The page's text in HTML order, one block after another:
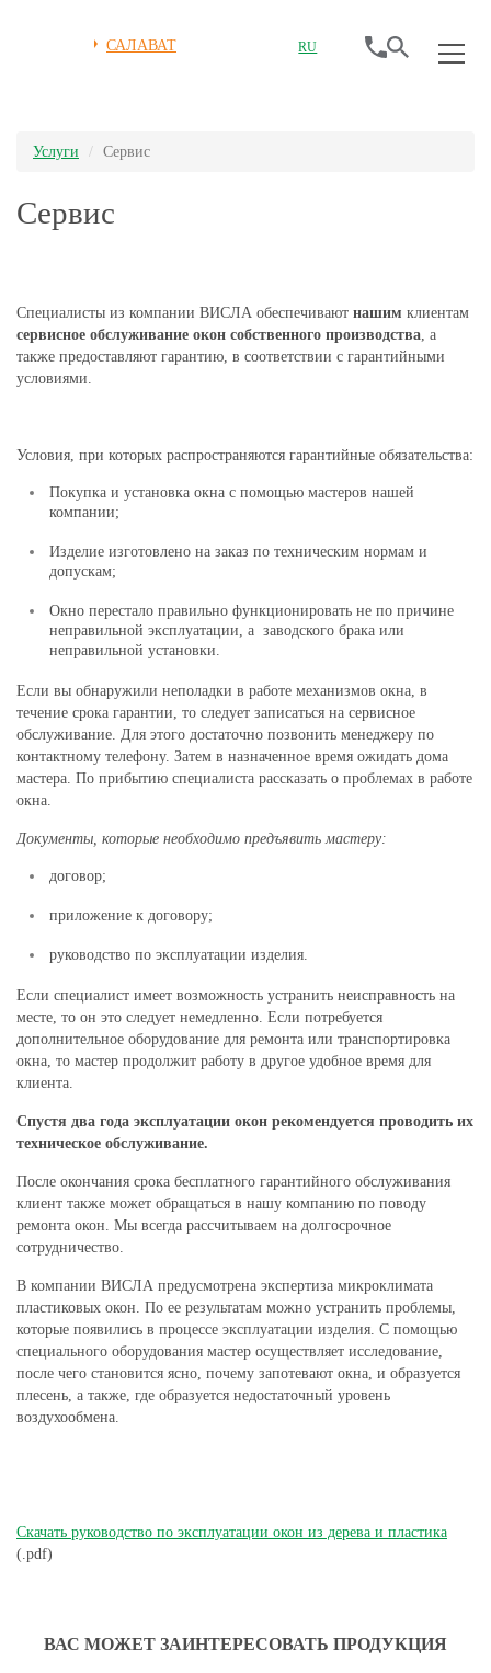
САЛАВАТ RU
Услуги Сервиc
Сервиc
Специалисты из компании ВИСЛА обеспечивают нашим клиентам
сервисное обслуживание окон собственного производства, а
также предоставляют гарантию, в соответствии с гарантийными
условиями.
Условия, при которых распространяются гарантийные обязательства:
Покупка и установка окна с помощью мастеров нашей
компании;
Изделие изготовлено на заказ по техническим нормам и
допускам;
Окно перестало правильно функционировать не по причине
неправильной эксплуатации, а заводского брака или
неправильной установки.
Если вы обнаружили неполадки в работе механизмов окна, в
течение срока гарантии, то следует записаться на сервисное
обслуживание. Для этого достаточно позвонить менеджеру по
контактному телефону. Затем в назначенное время ожидать дома
мастера. По прибытию специалиста рассказать о проблемах в работе
окна.
Документы, которые необходимо предъявить мастеру:
договор;
приложение к договору;
руководство по эксплуатации изделия.
Если специалист имеет возможность устранить неисправность на
месте, то он это следует немедленно. Если потребуется
дополнительное оборудование для ремонта или транспортировка
окна, то мастер продолжит работу в другое удобное время для
клиента.
Спустя два года эксплуатации окон рекомендуется проводить их
техническое обслуживание.
После окончания срока бесплатного гарантийного обслуживания
клиент также может обращаться в нашу компанию по поводу
ремонта окон. Мы всегда рассчитываем на долгосрочное
сотрудничество.
В компании ВИСЛА предусмотрена экспертиза микроклимата
пластиковых окон. По ее результатам можно устранить проблемы,
которые появились в процессе эксплуатации изделия. С помощью
специального оборудования мастер осуществляет исследование,
после чего становится ясно, почему запотевают окна, и образуется
плесень, а также, где образуется недостаточный уровень
воздухообмена.
Скачать руководство по эксплуатации окон из дерева и пластика
(.pdf)
ВАС МОЖЕТ ЗАИНТЕРЕСОВАТЬ ПРОДУКЦИЯ